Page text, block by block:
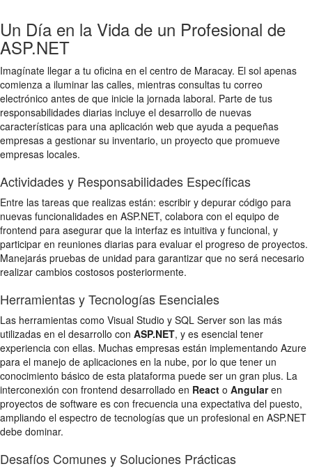
Un Día en la Vida de un Profesional de
ASP.NET
Imagínate llegar a tu oficina en el centro de Maracay. El sol apenas
comienza a iluminar las calles, mientras consultas tu correo
electrónico antes de que inicie la jornada laboral. Parte de tus
responsabilidades diarias incluye el desarrollo de nuevas
características para una aplicación web que ayuda a pequeñas
empresas a gestionar su inventario, un proyecto que promueve
empresas locales.
Actividades y Responsabilidades Específicas
Entre las tareas que realizas están: escribir y depurar código para
nuevas funcionalidades en ASP.NET, colabora con el equipo de
frontend para asegurar que la interfaz es intuitiva y funcional, y
participar en reuniones diarias para evaluar el progreso de proyectos.
Manejarás pruebas de unidad para garantizar que no será necesario
realizar cambios costosos posteriormente.
Herramientas y Tecnologías Esenciales
Las herramientas como Visual Studio y SQL Server son las más
utilizadas en el desarrollo con ASP.NET, y es esencial tener
experiencia con ellas. Muchas empresas están implementando Azure
para el manejo de aplicaciones en la nube, por lo que tener un
conocimiento básico de esta plataforma puede ser un gran plus. La
interconexión con frontend desarrollado en React o Angularen
proyectos de software es con frecuencia una expectativa del puesto,
ampliando el espectro de tecnologías que un profesional en ASP.NET
debe dominar.
Desafíos Comunes y Soluciones Prácticas